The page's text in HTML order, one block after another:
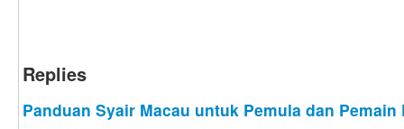
Replies
Panduan Syair Macau untuk Pemula dan